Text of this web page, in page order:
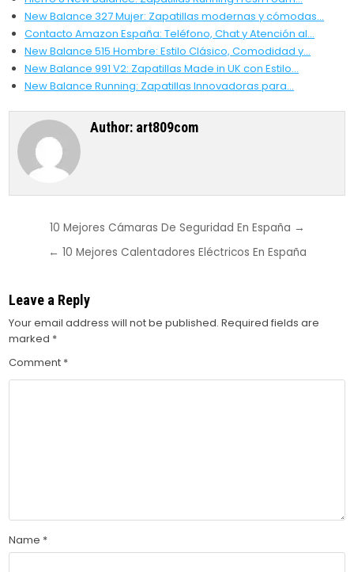
New Balance 327 Mujer: Zapatillas modernas y cómodas…
Contacto Amazon España: Teléfono, Chat y Atención al…
New Balance 515 Hombre: Estilo Clásico, Comodidad y…
New Balance 991 V2: Zapatillas Made in UK con Estilo…
New Balance Running: Zapatillas Innovadoras para…
Author: art809com
navigation
10 Mejores Cámaras De Seguridad En España →
← 10 Mejores Calentadores Eléctricos En España
Leave a Reply
Your email address will not be published. Required fields are
marked *
Comment *
Name *